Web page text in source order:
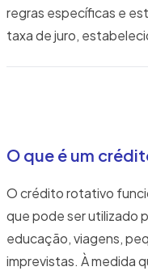
regras específicas e
taxa de juro,
O que é um
O crédito rotativo
que pode ser utilizado
educação, viagens,
imprevistas. À medida